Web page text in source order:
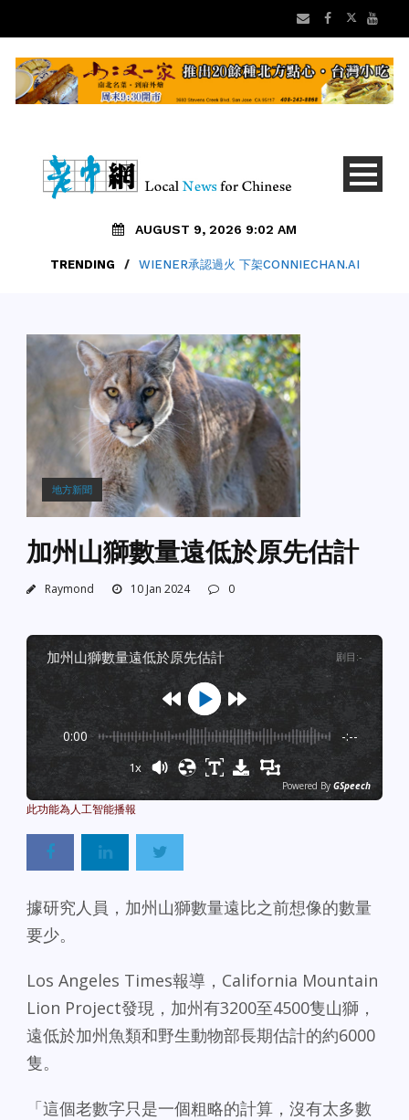
AUGUST 9, 2026 9:02 AM
TRENDING / WIENER承認過火 下架CONNIECHAN.AI
地方新聞
加州山獅數量遠低於原先估計
Raymond 10 Jan 2024 0
加州山獅數量遠低於原先估計 剧目 :-
0:00 -:--
1x
Powered By GSpeech
據研究人員，加州山獅數量遠比之前想像的數量
要少。
Los Angeles Times報導，California Mountain
Lion Project發現，加州有3200至4500隻山獅，
遠低於加州魚類和野生動物部長期估計的約6000
隻。
「這個老數字只是一個粗略的計算，沒有太多數